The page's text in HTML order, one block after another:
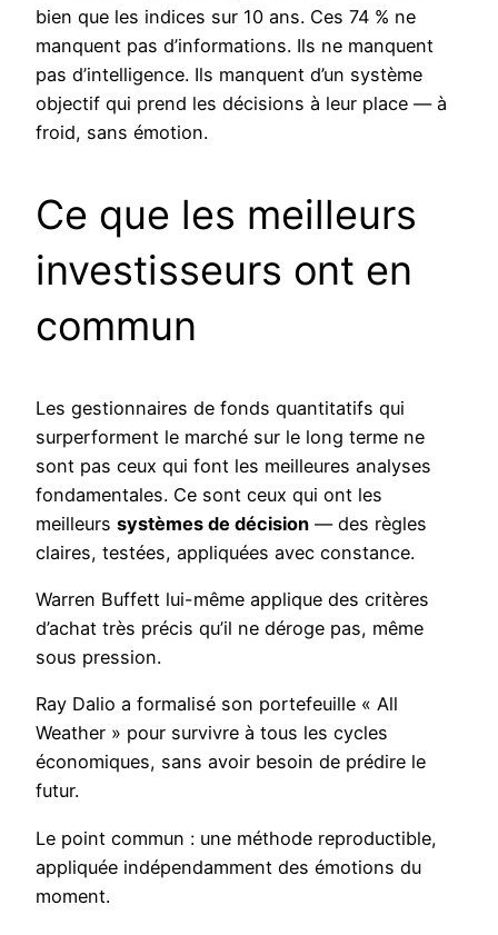
bien que les indices sur 10 ans. Ces 74 % ne
manquent pas d’informations. Ils ne manquent
pas d’intelligence. Ils manquent d’un système
objectif qui prend les décisions à leur place — à
froid, sans émotion.
Ce que les meilleurs
investisseurs ont en
commun
Les gestionnaires de fonds quantitatifs qui
surperforment le marché sur le long terme ne
sont pas ceux qui font les meilleures analyses
fondamentales. Ce sont ceux qui ont les
meilleurs systèmes de décision — des règles
claires, testées, appliquées avec constance.
Warren Buffett lui-même applique des critères
d’achat très précis qu’il ne déroge pas, même
sous pression.
Ray Dalio a formalisé son portefeuille « All
Weather » pour survivre à tous les cycles
économiques, sans avoir besoin de prédire le
futur.
Le point commun : une méthode reproductible,
appliquée indépendamment des émotions du
moment.